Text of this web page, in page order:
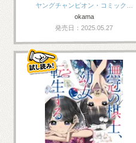
ヤングチャンピオン・コミック…
okama
発売日：2025.05.27